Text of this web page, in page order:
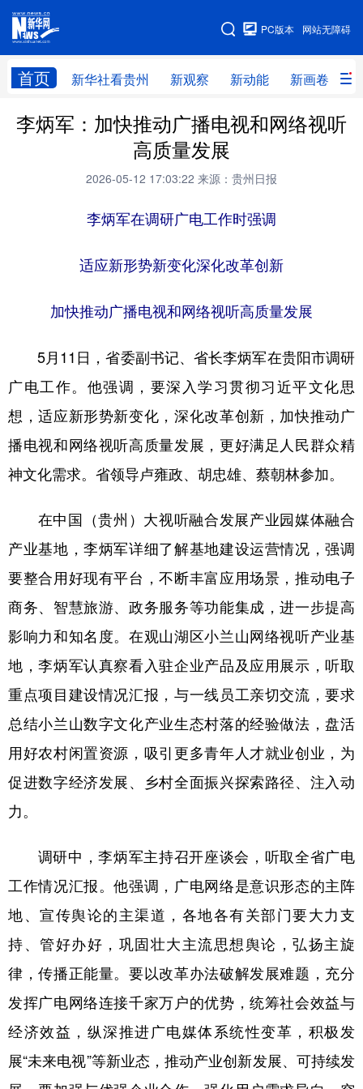
网站无障碍
PC版本
首页 新华社看贵州 新观察 新动能 新画卷
网站地图
新华社看贵州 新观察 新动能 新画卷
贵州领导 人事
直播
数字贵州 律动贵州
部门之窗 县区直达
黔南 黔西南
地方频道
北京 天津 河北 山西
浙江 安徽 福建 江西
山东 河南 湖北 湖南
四川 贵州 云南 西藏
陕西 甘肃 青海 宁夏
新疆 内蒙古 黑龙江
多语种频道
English Español Français عربى
Deutsch Português
李炳军：加快推动广播电视和网络视听
高质量发展
2026-05-12 17:03:22 来源：贵州日报
李炳军在调研广电工作时强调
适应新形势新变化深化改革创新
加快推动广播电视和网络视听高质量发展
5月11日，省委副书记、省长李炳军在贵阳市调研
广电工作。他强调，要深入学习贯彻习近平文化思
想，适应新形势新变化，深化改革创新，加快推动广
播电视和网络视听高质量发展，更好满足人民群众精
神文化需求。省领导卢雍政、胡忠雄、蔡朝林参加。
在中国（贵州）大视听融合发展产业园媒体融合
产业基地，李炳军详细了解基地建设运营情况，强调
要整合用好现有平台，不断丰富应用场景，推动电子
商务、智慧旅游、政务服务等功能集成，进一步提高
影响力和知名度。在观山湖区小兰山网络视听产业基
地，李炳军认真察看入驻企业产品及应用展示，听取
重点项目建设情况汇报，与一线员工亲切交流，要求
总结小兰山数字文化产业生态村落的经验做法，盘活
用好农村闲置资源，吸引更多青年人才就业创业，为
促进数字经济发展、乡村全面振兴探索路径、注入动
力。
调研中，李炳军主持召开座谈会，听取全省广电
工作情况汇报。他强调，广电网络是意识形态的主阵
地、宣传舆论的主渠道，各地各有关部门要大力支
持、管好办好，巩固壮大主流思想舆论，弘扬主旋
律，传播正能量。要以改革办法破解发展难题，充分
发挥广电网络连接千家万户的优势，统筹社会效益与
经济效益，纵深推进广电媒体系统性变革，积极发
展“未来电视”等新业态，推动产业创新发展、可持续发